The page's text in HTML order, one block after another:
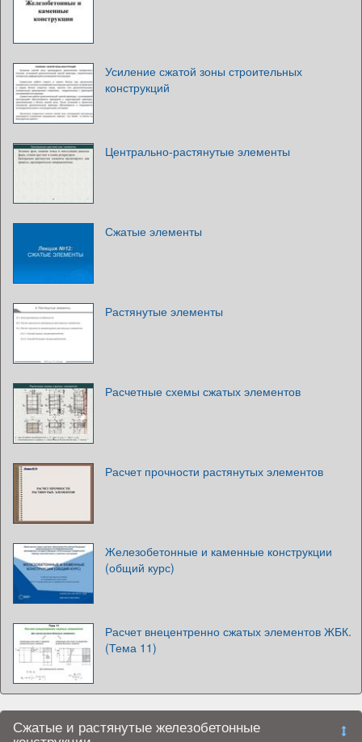
Усиление сжатой зоны строительных
конструкций
Центрально-растянутые элементы
Сжатые элементы
Растянутые элементы
Расчетные схемы сжатых элементов
Расчет прочности растянутых элементов
Железобетонные и каменные конструкции
(общий курс)
Расчет внецентренно сжатых элементов ЖБК.
(Тема 11)
Сжатые и растянутые железобетонные